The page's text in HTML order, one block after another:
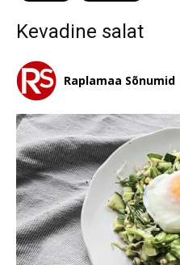
Kevadine salat
Raplamaa Sõnumid